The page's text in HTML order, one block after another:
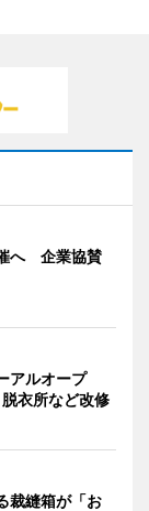
へ 企業協賛
アルオープ
衣所など改修
裁縫箱が「お